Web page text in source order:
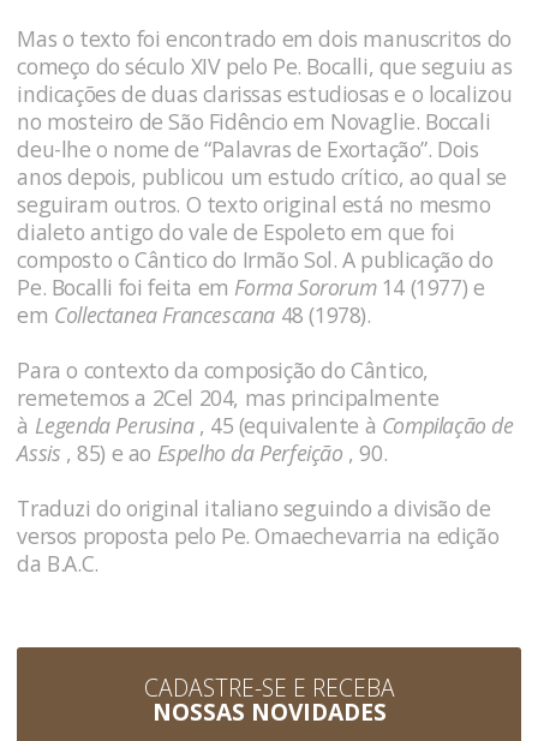
Mas o texto foi encontrado em dois manuscritos do
começo do século XIV pelo Pe. Bocalli, que seguiu as
indicações de duas clarissas estudiosas e o localizou
no mosteiro de São Fidêncio em Novaglie. Boccali
deu-lhe o nome de “Palavras de Exortação”. Dois
anos depois, publicou um estudo crítico, ao qual se
seguiram outros. O texto original está no mesmo
dialeto antigo do vale de Espoleto em que foi
composto o Cântico do Irmão Sol. A publicação do
Pe. Bocalli foi feita em Forma Sororum 14 (1977) e
em Collectanea Francescana 48 (1978).
Para o contexto da composição do Cântico,
remetemos a 2Cel 204, mas principalmente
à Legenda Perusina , 45 (equivalente à Compilação de
Assis , 85) e ao Espelho da Perfeição , 90.
Traduzi do original italiano seguindo a divisão de
versos proposta pelo Pe. Omaechevarria na edição
da B.A.C.
CADASTRE-SE E RECEBA
NOSSAS NOVIDADES